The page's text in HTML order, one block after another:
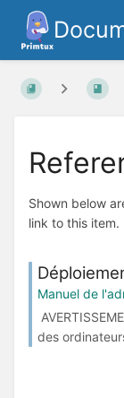
Shown below
link to this item.
Manuel de
des